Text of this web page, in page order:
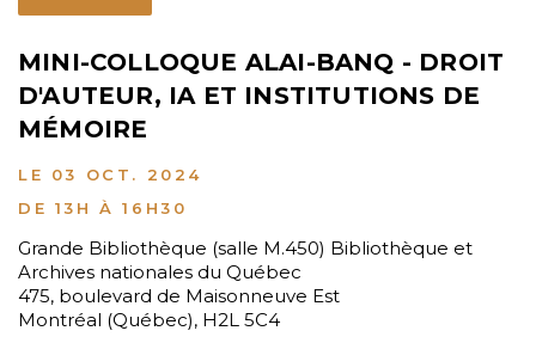
MINI-COLLOQUE ALAI-BANQ - DROIT
D'AUTEUR, IA ET INSTITUTIONS DE
MÉMOIRE
LE 03 OCT. 2024
DE 13H À 16H30
Grande Bibliothèque (salle M.450) Bibliothèque et
Archives nationales du Québec
475, boulevard de Maisonneuve Est
Montréal (Québec), H2L 5C4